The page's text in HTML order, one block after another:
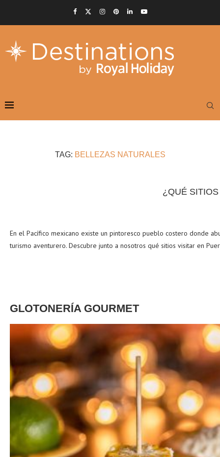
TAG: BELLEZAS NATURALES
¿QUÉ
En el Pacífico mexicano existe un pintoresco pueblo costero donde
turismo aventurero. Descubre junto a nosotros qué sitios visitar en
GLOTONERÍA GOURMET